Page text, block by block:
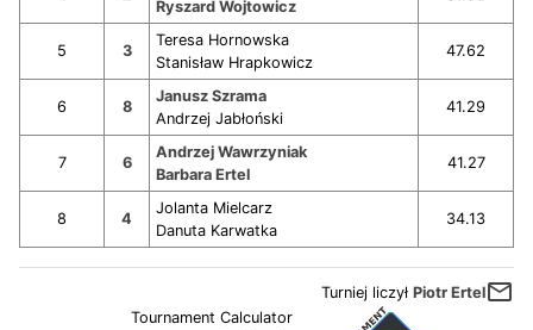
Ryszard Wojtowicz
5 3
Teresa Hornowska
Stanisław Hrapkowicz
47.62
6 8
Janusz Szrama
Andrzej Jabłoński
41.29
7 6
Andrzej Wawrzyniak
Barbara Ertel
41.27
8 4
Jolanta Mielcarz
Danuta Karwatka
34.13
Turniej liczył Piotr Ertelmail_outline
Tournament Calculator